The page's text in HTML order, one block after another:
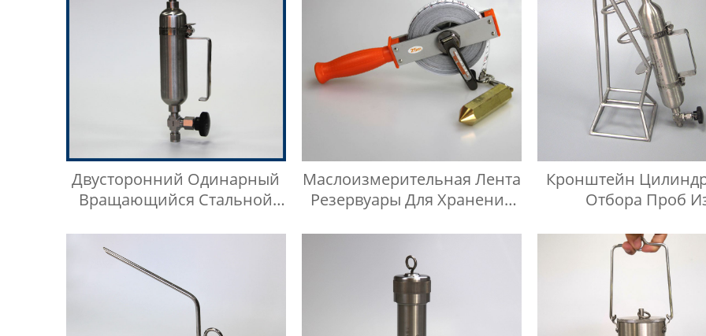
Двусторонний Одинарный
Вращающийся Стальной
Маслоизмерительная Лента
Резервуары Для Хранения
Кронштейн
Отбора Проб